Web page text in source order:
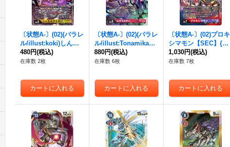
〔状態A-〕(02)(パラレ
ル/illust:koki)しんも
んざえモン【SR-P】
{RB1-019}《黄》
480円(税込)
在庫数 2枚
〔状態A-〕(02)(パラレ
ル/illust:Tonamikanj
i)シリウスモン【SR-
P】{RB1-010}《赤》
880円(税込)
在庫数 6枚
〔状態A-〕(02)プロキ
シマモン【SEC】{RB
1-036}《多》
1,030円(税込)
在庫数 7枚